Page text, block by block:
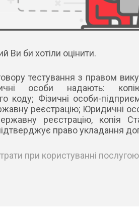
Ви би хотіли оцінити.
тестування з правом
особи надають:
коду; Фізичні особи-підприємці:
реєстрацію; Юридичні
реєстрацію, копія
право укладання
при користуванні